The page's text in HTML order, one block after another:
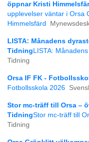
öppnar Kristi
upplevelser väntar i Orsa
Himmelsfärd
LISTA: Månadens
Tidning LISTA:
Tidning
Orsa IF FK -
Fotbollsskola 2026
Stor mc-träff till Orsa –
TidningStor mc-träff till
Tidning